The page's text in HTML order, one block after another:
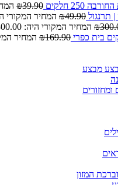
250 חלקים ₪39.90
תרנגול
₪49.90 המחיר המקורי היה:
₪ המחיר המקורי היה: ₪300.00.
₪169.90 המחיר המקורי
מבצע
ומחזורים
המזון